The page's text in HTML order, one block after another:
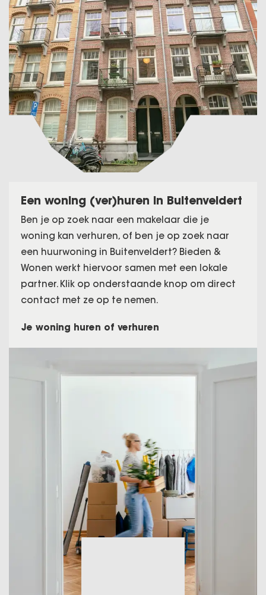
Een woning (ver)huren in Buitenveldert
Ben je op zoek naar een makelaar die je
woning kan verhuren, of ben je op zoek naar
een huurwoning in Buitenveldert? Bieden &
Wonen werkt hiervoor samen met een lokale
partner. Klik op onderstaande knop om direct
contact met ze op te nemen.
Je woning huren of verhuren